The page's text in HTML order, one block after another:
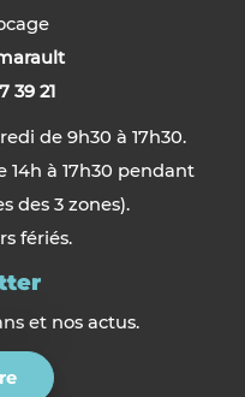
39 21
de 9h30 à 17h30.
14h à 17h30 pendant
des 3 zones).
fériés.
et nos actus.